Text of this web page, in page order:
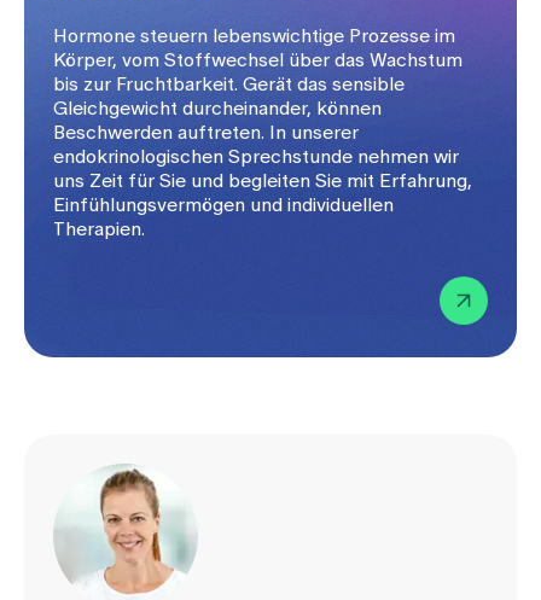
Hormone steuern lebenswichtige Prozesse im
Körper, vom Stoffwechsel über das Wachstum
bis zur Fruchtbarkeit. Gerät das sensible
Gleichgewicht durcheinander, können
Beschwerden auftreten. In unserer
endokrinologischen Sprechstunde nehmen wir
uns Zeit für Sie und begleiten Sie mit Erfahrung,
Einfühlungsvermögen und individuellen
Therapien.